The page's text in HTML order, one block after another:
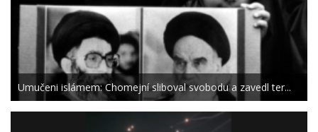
Umučeni islámem: Chomejní sliboval svobodu a zavedl ter...